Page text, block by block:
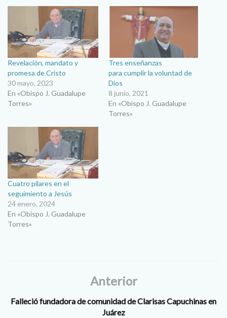
Revelación, mandato y
promesa de Cristo
30 mayo, 2023
En «Obispo J. Guadalupe
Torres»
Tres enseñanzas
para cumplir la voluntad de
Dios
8 junio, 2021
En «Obispo J. Guadalupe
Torres»
Cuatro pilares en el
seguimiento a Jesús
24 enero, 2024
En «Obispo J. Guadalupe
Torres»
Anterior
Falleció fundadora de comunidad de Clarisas Capuchinas en
Juárez